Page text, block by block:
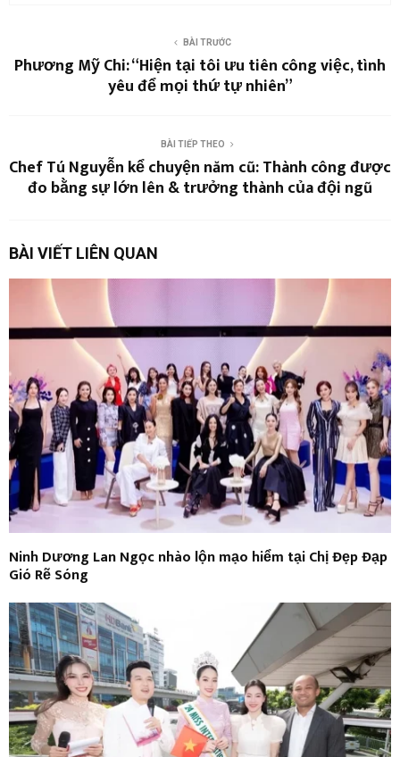
BÀI TRƯỚC
Phương Mỹ Chi: “Hiện tại tôi ưu tiên công việc, tình
yêu để mọi thứ tự nhiên”
BÀI TIẾP THEO
Chef Tú Nguyễn kể chuyện năm cũ: Thành công được
đo bằng sự lớn lên & trưởng thành của đội ngũ
BÀI VIẾT LIÊN QUAN
Ninh Dương Lan Ngọc nhào lộn mạo hiểm tại Chị Đẹp Đạp
Gió Rẽ Sóng